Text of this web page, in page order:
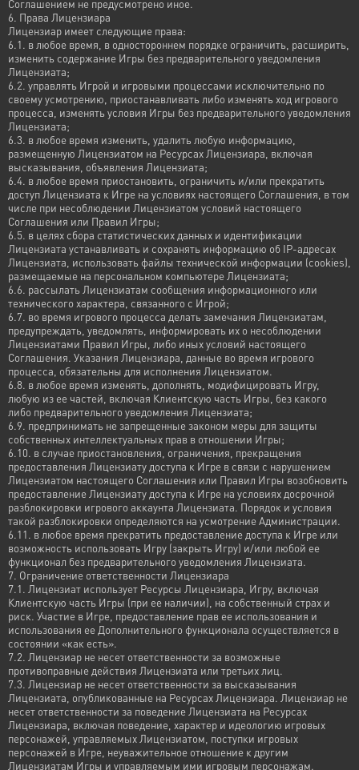
Соглашением не предусмотрено иное.
6. Права Лицензиара
Лицензиар имеет следующие права:
6.1. в любое время, в одностороннем порядке ограничить, расширить,
изменить содержание Игры без предварительного уведомления
Лицензиата;
6.2. управлять Игрой и игровыми процессами исключительно по
своему усмотрению, приостанавливать либо изменять ход игрового
процесса, изменять условия Игры без предварительного уведомления
Лицензиата;
6.3. в любое время изменить, удалить любую информацию,
размещенную Лицензиатом на Ресурсах Лицензиара, включая
высказывания, объявления Лицензиата;
6.4. в любое время приостановить, ограничить и/или прекратить
доступ Лицензиата к Игре на условиях настоящего Соглашения, в том
числе при несоблюдении Лицензиатом условий настоящего
Соглашения или Правил Игры;
6.5. в целях сбора статистических данных и идентификации
Лицензиата устанавливать и сохранять информацию об IP-адресах
Лицензиата, использовать файлы технической информации (cookies),
размещаемые на персональном компьютере Лицензиата;
6.6. рассылать Лицензиатам сообщения информационного или
технического характера, связанного с Игрой;
6.7. во время игрового процесса делать замечания Лицензиатам,
предупреждать, уведомлять, информировать их о несоблюдении
Лицензиатами Правил Игры, либо иных условий настоящего
Соглашения. Указания Лицензиара, данные во время игрового
процесса, обязательны для исполнения Лицензиатом.
6.8. в любое время изменять, дополнять, модифицировать Игру,
любую из ее частей, включая Клиентскую часть Игры, без какого
либо предварительного уведомления Лицензиата;
6.9. предпринимать не запрещенные законом меры для защиты
собственных интеллектуальных прав в отношении Игры;
6.10. в случае приостановления, ограничения, прекращения
предоставления Лицензиату доступа к Игре в связи с нарушением
Лицензиатом настоящего Соглашения или Правил Игры возобновить
предоставление Лицензиату доступа к Игре на условиях досрочной
разблокировки игрового аккаунта Лицензиата. Порядок и условия
такой разблокировки определяются на усмотрение Администрации.
6.11. в любое время прекратить предоставление доступа к Игре или
возможность использовать Игру (закрыть Игру) и/или любой ее
функционал без предварительного уведомления Лицензиата.
7. Ограничение ответственности Лицензиара
7.1. Лицензиат использует Ресурсы Лицензиара, Игру, включая
Клиентскую часть Игры (при ее наличии), на собственный страх и
риск. Участие в Игре, предоставление прав ее использования и
использования ее Дополнительного функционала осуществляется в
состоянии «как есть».
7.2. Лицензиар не несет ответственности за возможные
противоправные действия Лицензиата или третьих лиц.
7.3. Лицензиар не несет ответственности за высказывания
Лицензиата, опубликованные на Ресурсах Лицензиара. Лицензиар не
несет ответственности за поведение Лицензиата на Ресурсах
Лицензиара, включая поведение, характер и идеологию игровых
персонажей, управляемых Лицензиатом, поступки игровых
персонажей в Игре, неуважительное отношение к другим
Лицензиатам Игры и управляемым ими игровым персонажам.